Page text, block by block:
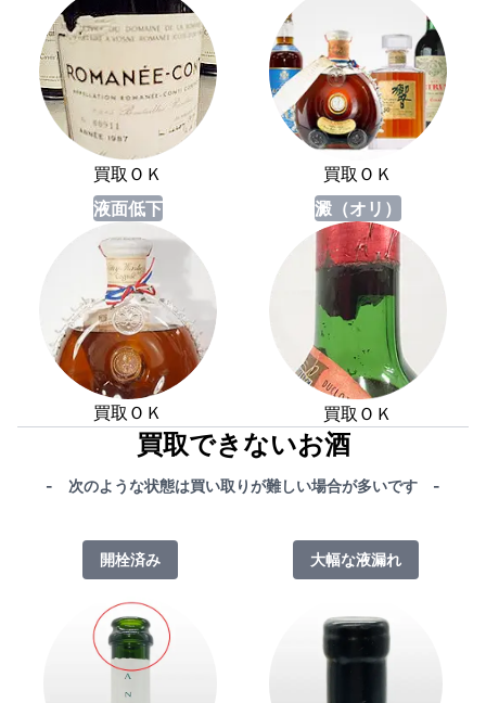
買取ＯＫ
買取ＯＫ
液面低下
買取ＯＫ
澱（オリ）
買取ＯＫ
買取できないお酒
- 次のような状態は買い取りが難しい場合が多いです -
開栓済み 大幅な液漏れ